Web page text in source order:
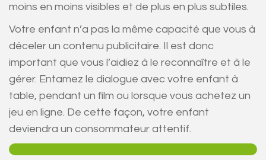
moins en moins visibles et de plus en plus subtiles.
Votre enfant n’a pas la même capacité que vous à
déceler un contenu publicitaire. Il est donc
important que vous l’aidiez à le reconnaître et à le
gérer. Entamez le dialogue avec votre enfant à
table, pendant un film ou lorsque vous achetez un
jeu en ligne. De cette façon, votre enfant
deviendra un consommateur attentif.